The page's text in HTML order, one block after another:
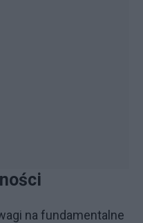
na fundamentalne